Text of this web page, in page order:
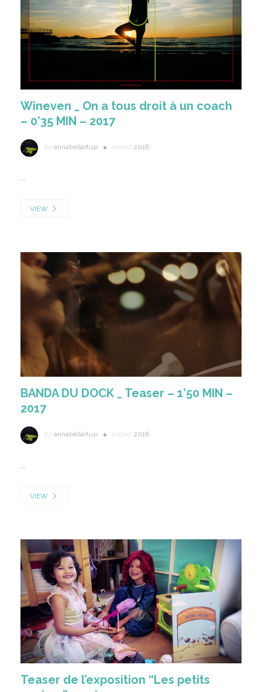
Wineven _ On a tous droit à un coach
– 0’35 MIN – 2017
by annabellartup added 2018
VIEW
BANDA DU DOCK _ Teaser – 1’50 MIN –
2017
by annabellartup added 2018
VIEW
Teaser de l’exposition “Les petits